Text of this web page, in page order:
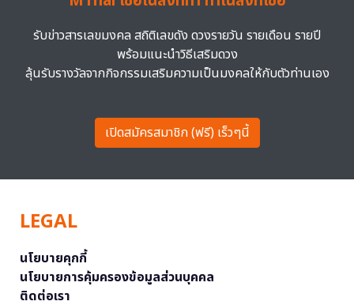
รับข่าวสารเลขมงคล สถิติเลขดัง ดวงรายวัน รายเดือน รายปี
พร้อมแนะนำวิธีเสริมดวง
ลุ้นรับรางวัลจากกิจกรรมเสริมความเป็นมงคลให้กับตัวท่านเอง
เปิดสมัครสมาชิก (ฟรี) เร็วๆนี้
LEGAL
นโยบายคุกกี้
นโยบายการคุ้มครองข้อมูลส่วนบุคคล
ติดต่อเรา